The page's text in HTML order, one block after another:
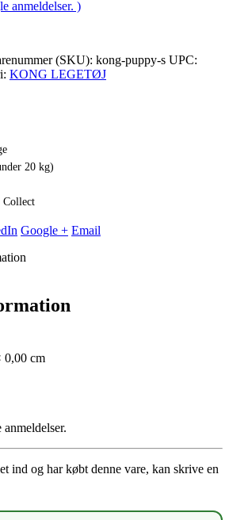
anmeldelser. )
(SKU): kong-puppy-s UPC:
KONG LEGETØJ
20 kg)
Google + Email
0,00 cm
ind og har købt denne vare, kan skrive en